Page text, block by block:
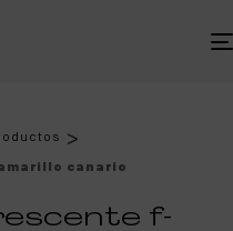
>
canario
f-